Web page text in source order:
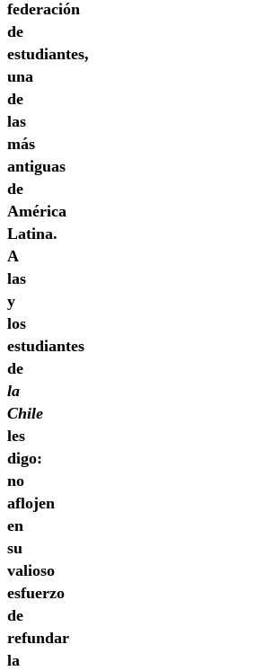
federación
de
estudiantes,
una
de
las
más
antiguas
de
América
Latina.
A
las
y
los
estudiantes
de
la
Chile
les
digo:
no
aflojen
en
su
valioso
esfuerzo
de
refundar
la